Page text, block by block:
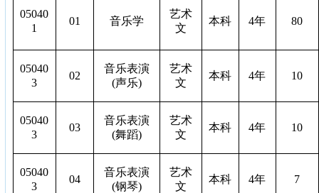
05040
1
01 音乐学
艺术
文
本科 4年 80
05040
3
02
音乐表演
(声乐)
艺术
文
本科 4年 10
05040
3
03
音乐表演
(舞蹈)
艺术
文
本科 4年 10
05040
3
04
音乐表演
(钢琴)
艺术
文
本科 4年 7